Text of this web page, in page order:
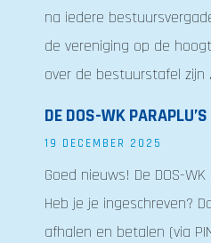
na iedere
de vereniging op de
over de bestuurstafel zijn
DE DOS-WK
19 DECEMBER 2025
Goed nieuws! De DOS-
Heb je je ingeschreven?
afhalen en betalen (via